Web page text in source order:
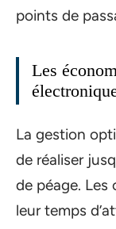
points de
Les
La gestion
de réaliser
de péage.
leur temps